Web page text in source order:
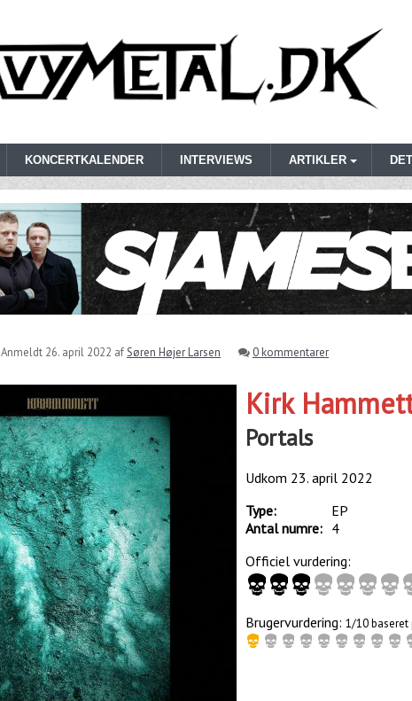
KONCERTKALENDER INTERVIEWS ARTIKLER
Anmeldt 26. april 2022 afSøren Højer Larsen 0 kommentarer
Kirk
Portals
Udkom 23. april 2022
Type:
EP
Antal numre: 4
Officiel vurdering:
Brugervurdering: 1/10 baseret